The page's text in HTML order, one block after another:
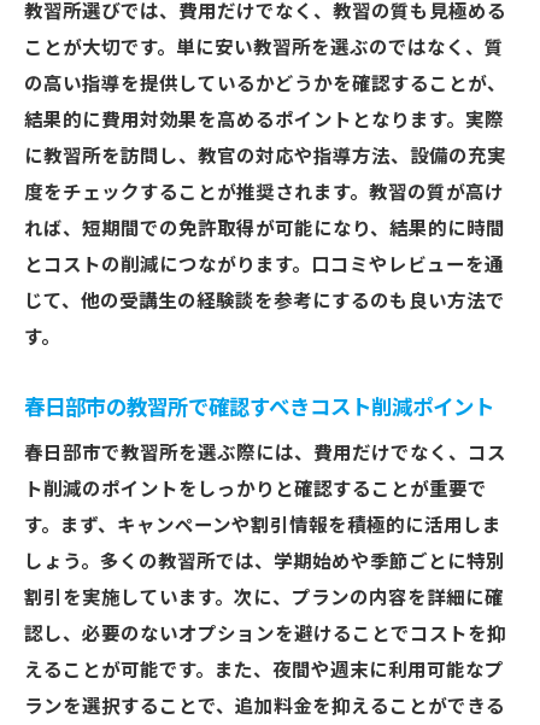
教習所選びでは、費用だけでなく、教習の質も見極める
ことが大切です。単に安い教習所を選ぶのではなく、質
の高い指導を提供しているかどうかを確認することが、
結果的に費用対効果を高めるポイントとなります。実際
に教習所を訪問し、教官の対応や指導方法、設備の充実
度をチェックすることが推奨されます。教習の質が高け
れば、短期間での免許取得が可能になり、結果的に時間
とコストの削減につながります。口コミやレビューを通
じて、他の受講生の経験談を参考にするのも良い方法で
す。
春日部市の教習所で確認すべきコスト削減ポイント
春日部市で教習所を選ぶ際には、費用だけでなく、コス
ト削減のポイントをしっかりと確認することが重要で
す。まず、キャンペーンや割引情報を積極的に活用しま
しょう。多くの教習所では、学期始めや季節ごとに特別
割引を実施しています。次に、プランの内容を詳細に確
認し、必要のないオプションを避けることでコストを抑
えることが可能です。また、夜間や週末に利用可能なプ
ランを選択することで、追加料金を抑えることができる